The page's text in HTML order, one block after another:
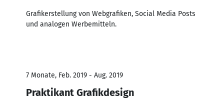
Grafikerstellung von Webgrafiken, Social Media Posts
und analogen Werbemitteln.
7 Monate, Feb. 2019 - Aug. 2019
Praktikant Grafikdesign